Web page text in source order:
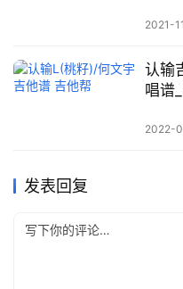
2021-
认输
唱谱
2022-
发表回复